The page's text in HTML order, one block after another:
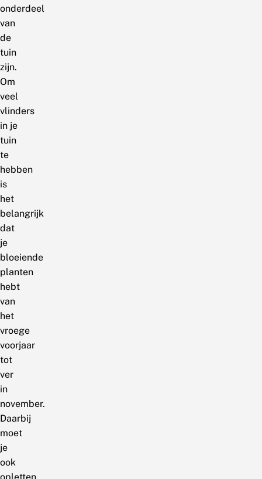
onderdeel
van
de
tuin
zijn.
Om
veel
vlinders
in je
tuin
te
hebben
is
het
belangrijk
dat
je
bloeiende
planten
hebt
van
het
vroege
voorjaar
tot
ver
in
november.
Daarbij
moet
je
ook
opletten